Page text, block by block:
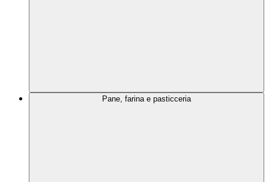
Pane, farina e pasticceria